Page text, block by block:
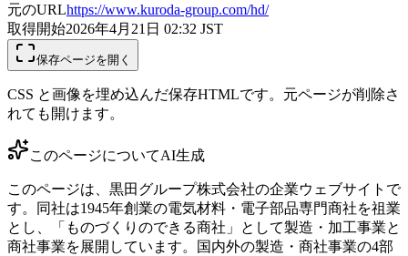
元のURLhttps://www.kuroda-group.com/hd/
取得開始2026年4月21日 02:32 JST
保存ページを開く
CSS と画像を埋め込んだ保存HTMLです。元ページが削除さ
れても開けます。
このページについてAI生成
このページは、黒田グループ株式会社の企業ウェブサイトで
す。同社は1945年創業の電気材料・電子部品専門商社を祖業
とし、「ものづくりのできる商社」として製造・加工事業と
商社事業を展開しています。国内外の製造・商社事業の4部